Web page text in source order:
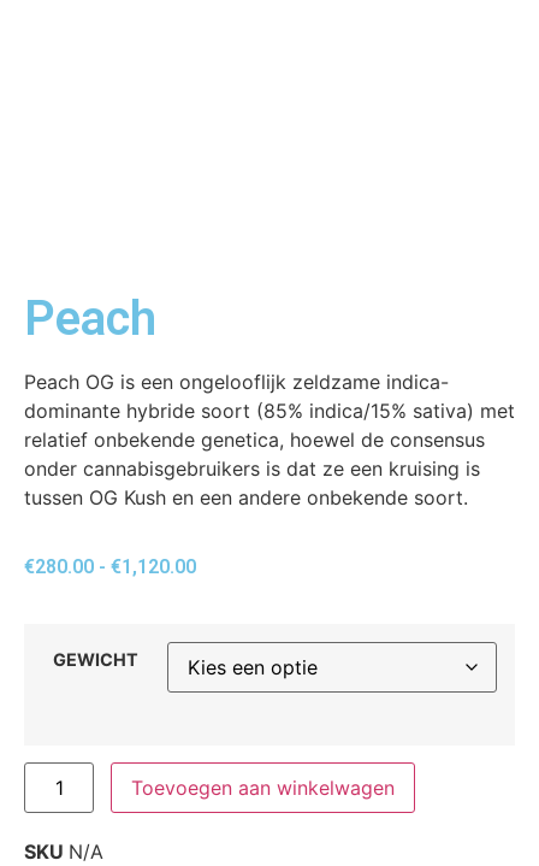
Peach
Peach OG is een ongelooflijk zeldzame indica-
dominante hybride soort (85% indica/15% sativa) met
relatief onbekende genetica, hoewel de consensus
onder cannabisgebruikers is dat ze een kruising is
tussen OG Kush en een andere onbekende soort.
€280.00 - €1,120.00
GEWICHT
Toevoegen aan winkelwagen
SKU N/A